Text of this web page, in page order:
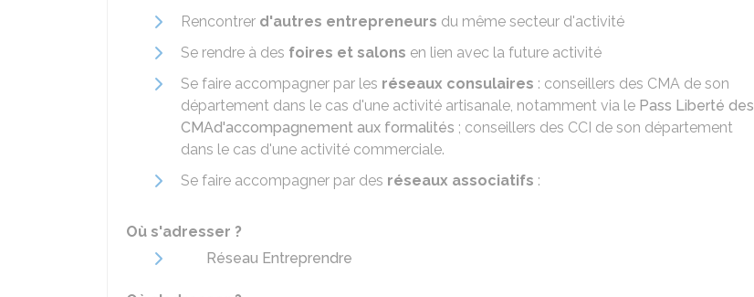
Rencontrer d'autres entrepreneurs du même secteur d'activité
Se rendre à des foires et salons en lien avec la future activité
Se faire accompagner par les réseaux consulaires : conseillers des CMA de son
département dans le cas d'une activité artisanale, notamment via le Pass Liberté des
CMAd'accompagnement aux formalités ; conseillers des CCI de son département
dans le cas d'une activité commerciale.
Se faire accompagner par des réseaux associatifs :
Où s'adresser ?
Réseau Entreprendre